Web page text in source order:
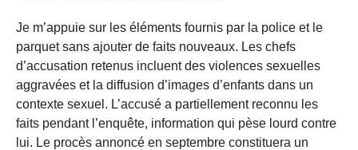
Je m’appuie sur les éléments fournis par la police et le
parquet sans ajouter de faits nouveaux. Les chefs
d’accusation retenus incluent des violences sexuelles
aggravées et la diffusion d’images d’enfants dans un
contexte sexuel. L’accusé a partiellement reconnu les
faits pendant l’enquête, information qui pèse lourd contre
lui. Le procès annoncé en septembre constituera un